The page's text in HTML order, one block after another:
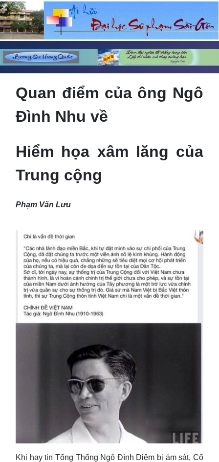
Quan điểm của ông Ngô
Đình Nhu về
Hiểm họa xâm lăng của
Trung cộng
Phạm Văn Lưu
Khi hay tin Tổng Thống Ngô Đình Diệm bị ám sát, Cố